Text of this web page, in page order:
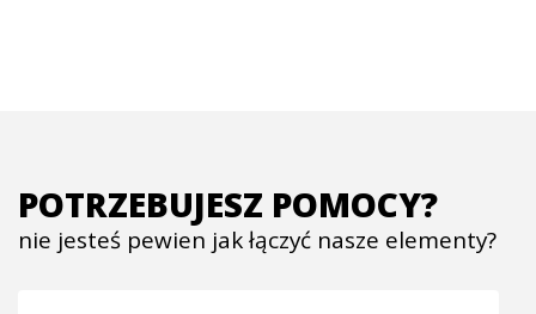
POTRZEBUJESZ POMOCY?
nie jesteś pewien jak łączyć nasze elementy?